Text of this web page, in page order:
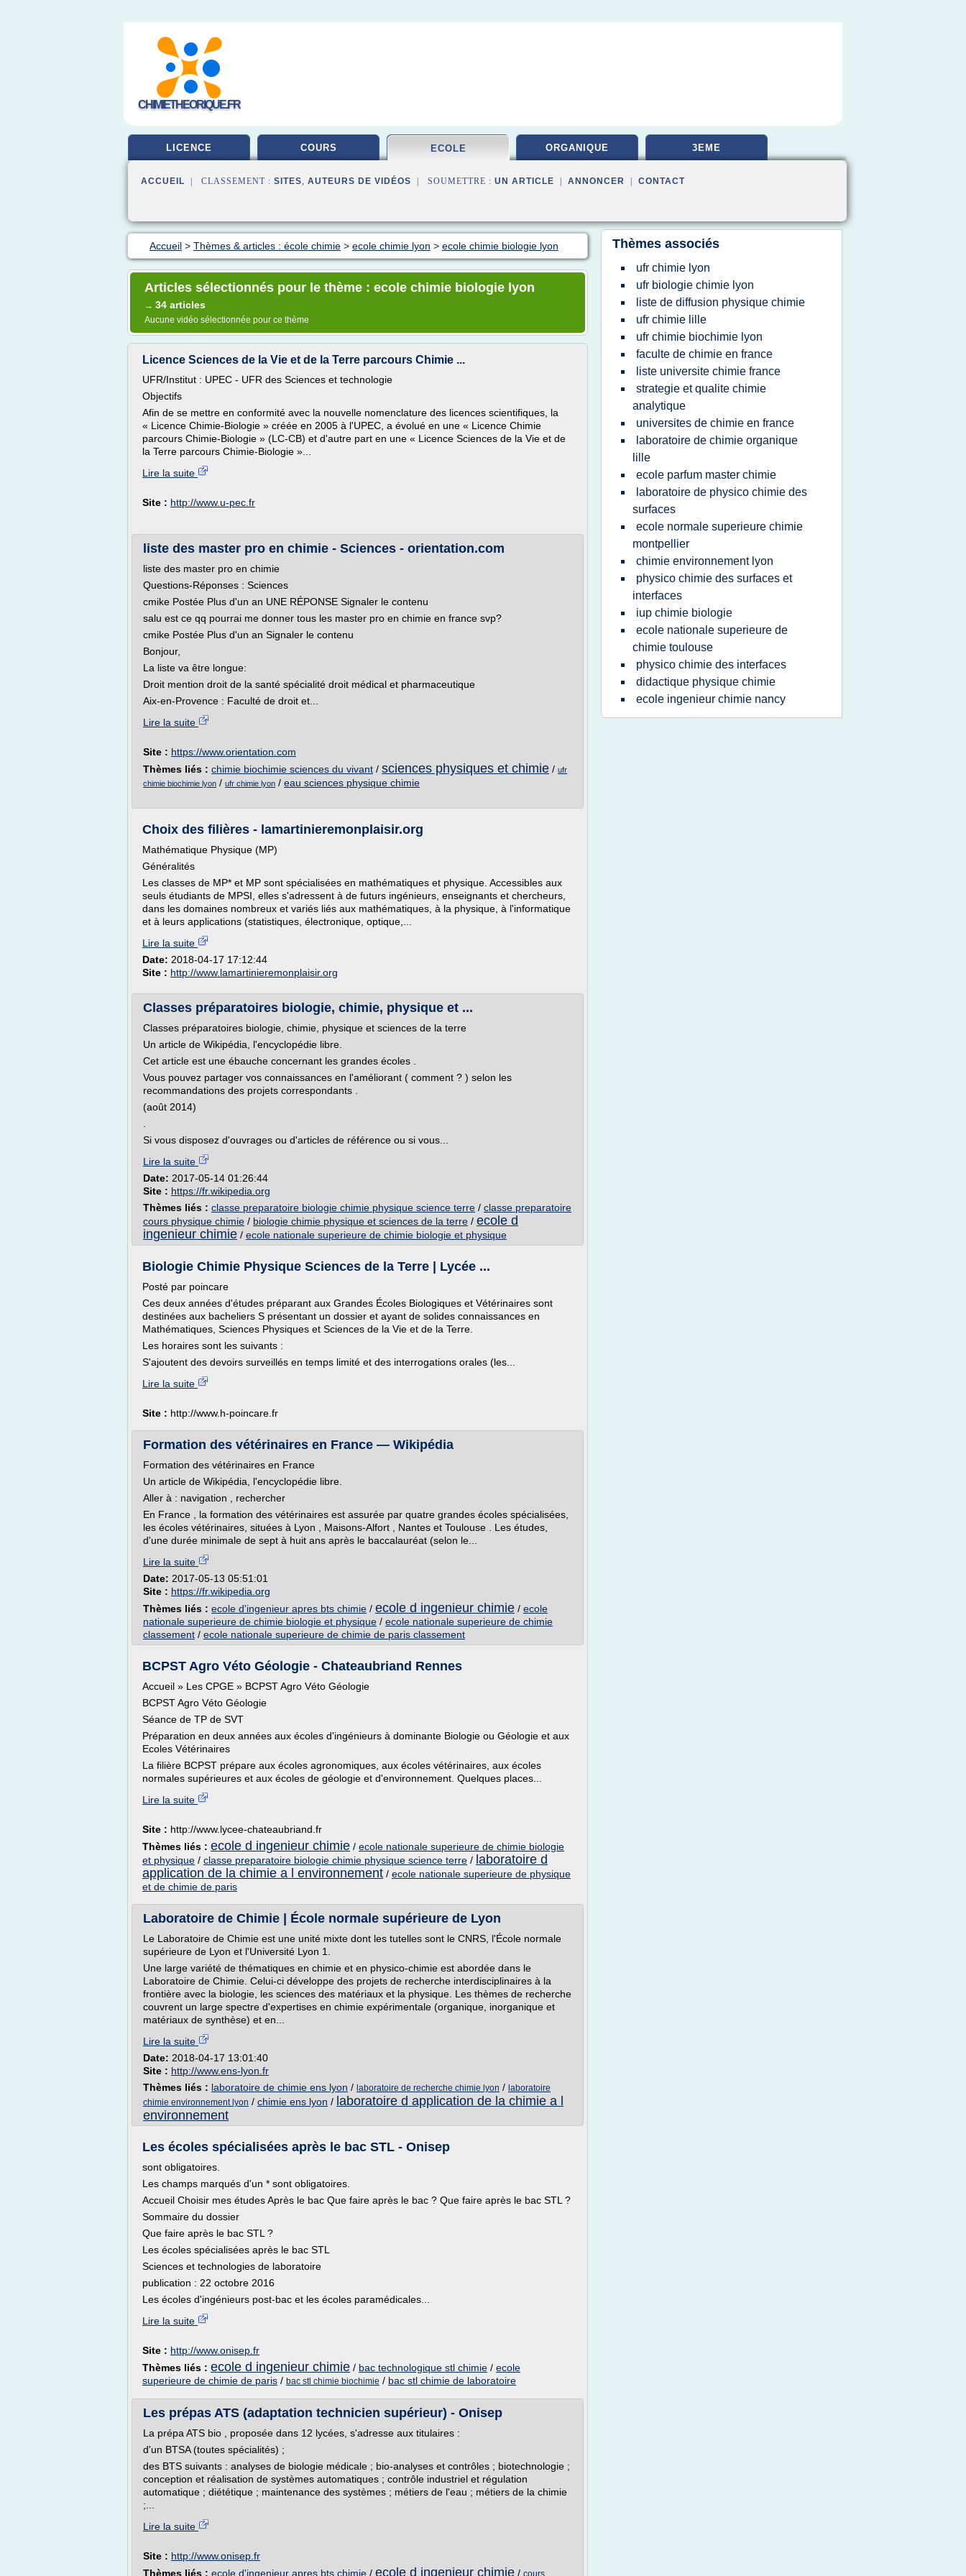
CHIMIETHEORIQUE.FR
LICENCE COURS ECOLE ORGANIQUE 3EME
ACCUEIL | CLASSEMENT : SITES, AUTEURS DE VIDÉOS | SOUMETTRE : UN ARTICLE ANNONCER CONTACT
Accueil > Thèmes & articles : école chimie > ecole chimie lyon > ecole chimie biologie lyon
Articles sélectionnés pour le thème : ecole chimie biologie lyon
→ 34 articles
Aucune vidéo sélectionnée pour ce thème
Licence Sciences de la Vie et de la Terre parcours Chimie ...
UFR/Institut : UPEC - UFR des Sciences et technologie
Objectifs
Afin de se mettre en conformité avec la nouvelle nomenclature des licences scientifiques, la
« Licence Chimie-Biologie » créée en 2005 à l'UPEC, a évolué en une « Licence Chimie
parcours Chimie-Biologie » (LC-CB) et d'autre part en une « Licence Sciences de la Vie et de
la Terre parcours Chimie-Biologie »...
Lire la suite
Site : http://www.u-pec.fr
liste des master pro en chimie - Sciences - orientation.com
liste des master pro en chimie
Questions-Réponses : Sciences
cmike Postée Plus d'un an UNE RÉPONSE Signaler le contenu
salu est ce qq pourrai me donner tous les master pro en chimie en france svp?
cmike Postée Plus d'un an Signaler le contenu
Bonjour,
La liste va être longue:
Droit mention droit de la santé spécialité droit médical et pharmaceutique
Aix-en-Provence : Faculté de droit et...
Lire la suite
Site : https://www.orientation.com
Thèmes liés : chimie biochimie sciences du vivant / sciences physiques et chimie / ufr
chimie biochimie lyon / ufr chimie lyon / eau sciences physique chimie
Choix des filières - lamartinieremonplaisir.org
Mathématique Physique (MP)
Généralités
Les classes de MP* et MP sont spécialisées en mathématiques et physique. Accessibles aux
seuls étudiants de MPSI, elles s'adressent à de futurs ingénieurs, enseignants et chercheurs,
dans les domaines nombreux et variés liés aux mathématiques, à la physique, à l'informatique
et à leurs applications (statistiques, électronique, optique,...
Lire la suite
Date: 2018-04-17 17:12:44
Site : http://www.lamartinieremonplaisir.org
Classes préparatoires biologie, chimie, physique et ...
Classes préparatoires biologie, chimie, physique et sciences de la terre
Un article de Wikipédia, l'encyclopédie libre.
Cet article est une ébauche concernant les grandes écoles .
Vous pouvez partager vos connaissances en l'améliorant ( comment ? ) selon les
recommandations des projets correspondants .
(août 2014)
Si vous disposez d'ouvrages ou d'articles de référence ou si vous...
Lire la suite
Date: 2017-05-14 01:26:44
Site : https://fr.wikipedia.org
Thèmes liés : classe preparatoire biologie chimie physique science terre / classe preparatoire
cours physique chimie / biologie chimie physique et sciences de la terre / ecole d
ingenieur chimie / ecole nationale superieure de chimie biologie et physique
Biologie Chimie Physique Sciences de la Terre | Lycée ...
Posté par poincare
Ces deux années d'études préparant aux Grandes Écoles Biologiques et Vétérinaires sont
destinées aux bacheliers S présentant un dossier et ayant de solides connaissances en
Mathématiques, Sciences Physiques et Sciences de la Vie et de la Terre.
Les horaires sont les suivants :
S'ajoutent des devoirs surveillés en temps limité et des interrogations orales (les...
Lire la suite
Site : http://www.h-poincare.fr
Formation des vétérinaires en France — Wikipédia
Formation des vétérinaires en France
Un article de Wikipédia, l'encyclopédie libre.
Aller à : navigation , rechercher
En France , la formation des vétérinaires est assurée par quatre grandes écoles spécialisées,
les écoles vétérinaires, situées à Lyon , Maisons-Alfort , Nantes et Toulouse . Les études,
d'une durée minimale de sept à huit ans après le baccalauréat (selon le...
Lire la suite
Date: 2017-05-13 05:51:01
Site : https://fr.wikipedia.org
Thèmes liés : ecole d'ingenieur apres bts chimie / ecole d ingenieur chimie / ecole
nationale superieure de chimie biologie et physique / ecole nationale superieure de chimie
classement / ecole nationale superieure de chimie de paris classement
BCPST Agro Véto Géologie - Chateaubriand Rennes
Accueil » Les CPGE » BCPST Agro Véto Géologie
BCPST Agro Véto Géologie
Séance de TP de SVT
Préparation en deux années aux écoles d'ingénieurs à dominante Biologie ou Géologie et aux
Ecoles Vétérinaires
La filière BCPST prépare aux écoles agronomiques, aux écoles vétérinaires, aux écoles
normales supérieures et aux écoles de géologie et d'environnement. Quelques places...
Lire la suite
Site : http://www.lycee-chateaubriand.fr
Thèmes liés : ecole d ingenieur chimie / ecole nationale superieure de chimie biologie
et physique / classe preparatoire biologie chimie physique science terre / laboratoire d
application de la chimie a l environnement / ecole nationale superieure de physique
et de chimie de paris
Laboratoire de Chimie | École normale supérieure de Lyon
Le Laboratoire de Chimie est une unité mixte dont les tutelles sont le CNRS, l'École normale
supérieure de Lyon et l'Université Lyon 1.
Une large variété de thématiques en chimie et en physico-chimie est abordée dans le
Laboratoire de Chimie. Celui-ci développe des projets de recherche interdisciplinaires à la
frontière avec la biologie, les sciences des matériaux et la physique. Les thèmes de recherche
couvrent un large spectre d'expertises en chimie expérimentale (organique, inorganique et
matériaux de synthèse) et en...
Lire la suite
Date: 2018-04-17 13:01:40
Site : http://www.ens-lyon.fr
Thèmes liés : laboratoire de chimie ens lyon / laboratoire de recherche chimie lyon / laboratoire
chimie environnement lyon / chimie ens lyon / laboratoire d application de la chimie a l
environnement
Les écoles spécialisées après le bac STL - Onisep
sont obligatoires.
Les champs marqués d'un * sont obligatoires.
Accueil Choisir mes études Après le bac Que faire après le bac ? Que faire après le bac STL ?
Sommaire du dossier
Que faire après le bac STL ?
Les écoles spécialisées après le bac STL
Sciences et technologies de laboratoire
publication : 22 octobre 2016
Les écoles d'ingénieurs post-bac et les écoles paramédicales...
Lire la suite
Site : http://www.onisep.fr
Thèmes liés : ecole d ingenieur chimie / bac technologique stl chimie / ecole
superieure de chimie de paris / bac stl chimie biochimie / bac stl chimie de laboratoire
Les prépas ATS (adaptation technicien supérieur) - Onisep
La prépa ATS bio , proposée dans 12 lycées, s'adresse aux titulaires :
d'un BTSA (toutes spécialités) ;
des BTS suivants : analyses de biologie médicale ; bio-analyses et contrôles ; biotechnologie ;
conception et réalisation de systèmes automatiques ; contrôle industriel et régulation
automatique ; diététique ; maintenance des systèmes ; métiers de l'eau ; métiers de la chimie
;...
Lire la suite
Site : http://www.onisep.fr
Thèmes liés : ecole d'ingenieur apres bts chimie / ecole d ingenieur chimie / cours
Thèmes associés
ufr chimie lyon
ufr biologie chimie lyon
liste de diffusion physique chimie
ufr chimie lille
ufr chimie biochimie lyon
faculte de chimie en france
liste universite chimie france
strategie et qualite chimie
analytique
universites de chimie en france
laboratoire de chimie organique
lille
ecole parfum master chimie
laboratoire de physico chimie des
surfaces
ecole normale superieure chimie
montpellier
chimie environnement lyon
physico chimie des surfaces et
interfaces
iup chimie biologie
ecole nationale superieure de
chimie toulouse
physico chimie des interfaces
didactique physique chimie
ecole ingenieur chimie nancy